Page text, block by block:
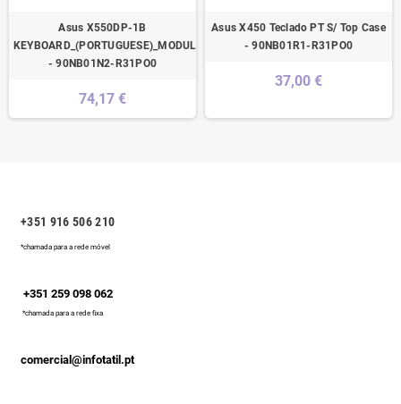
Asus X550DP-1B
KEYBOARD_(PORTUGUESE)_MODULE/AS
- 90NB01N2-R31PO0
74,17 €
Asus X450 Teclado PT S/ Top Case
- 90NB01R1-R31PO0
37,00 €
+351 916 506 210
*chamada para a rede móvel
+351 259 098 062
*chamada para a rede fixa
comercial@infotatil.pt